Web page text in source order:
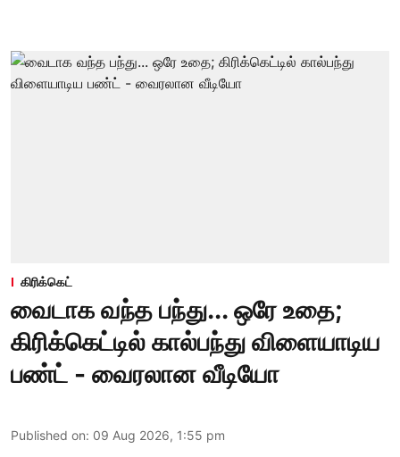
கிரிக்கெட்
வைடாக வந்த பந்து... ஒரே உதை;
கிரிக்கெட்டில் கால்பந்து விளையாடிய
பண்ட் - வைரலான வீடியோ
Published on: 09 Aug 2026, 1:55 pm